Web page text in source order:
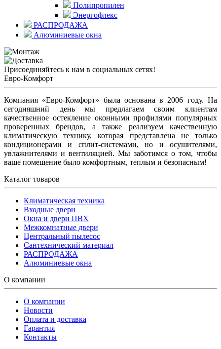
Полипропилен
Энергофлекс
РАСПРОДАЖА
Алюминиевые окна
Присоединяйтесь к нам в социальных сетях!
Евро-Комфорт
Компания «Евро-Комфорт» была основана в 2006 году. На
сегодняшний день мы предлагаем своим клиентам
качественное остекление оконными профилями популярных
проверенных брендов, а также реализуем качественную
климатическую технику, которая представлена не только
кондиционерами и сплит-системами, но и осушителями,
увлажнителями и вентиляцией. Мы заботимся о том, чтобы
ваше помещение было комфортным, теплым и безопасным!
Каталог товаров
Климатическая техника
Входные двери
Окна и двери ПВХ
Межкомнатные двери
Центральный пылесос
Сантехнический материал
РАСПРОДАЖА
Алюминиевые окна
О компании
О компании
Новости
Оплата и доставка
Гарантия
Контакты